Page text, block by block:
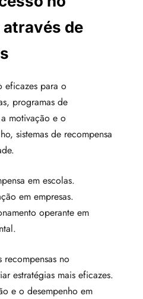
de
eficazes para o
programas de
motivação e o
sistemas de recompensa
em escolas.
em empresas.
operante em
no
estratégias mais eficazes.
e o desempenho em